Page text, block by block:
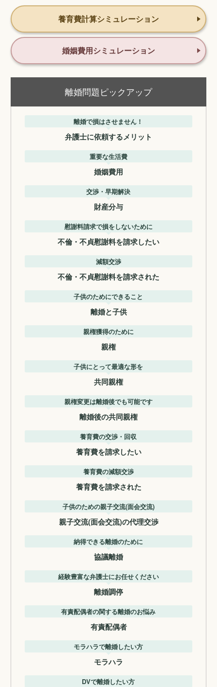
養育費計算シミュレーション
婚姻費用シミュレーション
離婚問題ピックアップ
離婚で損はさせません！
弁護士に依頼するメリット
重要な生活費
婚姻費用
交渉・早期解決
財産分与
慰謝料請求で損をしないために
不倫・不貞慰謝料を請求したい
減額交渉
不倫・不貞慰謝料を請求された
子供のためにできること
離婚と子供
親権獲得のために
親権
子供にとって最適な形を
共同親権
親権変更は離婚後でも可能です
離婚後の共同親権
養育費の交渉・回収
養育費を請求したい
養育費の減額交渉
養育費を請求された
子供のための親子交流(面会交流)
親子交流(面会交流)の代理交渉
納得できる離婚のために
協議離婚
経験豊富な弁護士にお任せください
離婚調停
有責配偶者の関する離婚のお悩み
有責配偶者
モラハラで離婚したい方
モラハラ
DVで離婚したい方